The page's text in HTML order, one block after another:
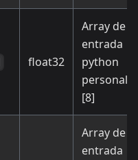
float32
Array de
entrada
python
[8]
Array de
entrada